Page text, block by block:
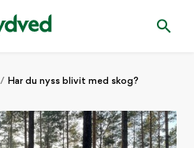
Har du nyss blivit med skog?